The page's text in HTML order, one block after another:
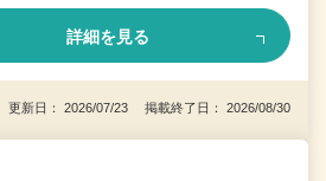
詳細を見る
更新日： 2026/07/23 掲載終了日： 2026/08/30